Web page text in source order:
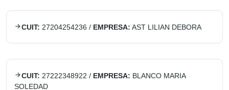
CUIT: 27204254236 / EMPRESA: AST LILIAN DEBORA
CUIT: 27222348922 / EMPRESA: BLANCO MARIA
SOLEDAD